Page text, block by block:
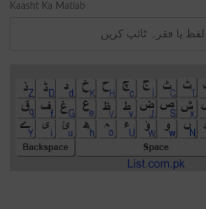
Kaasht Ka Matlab